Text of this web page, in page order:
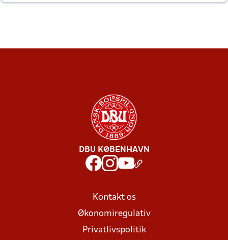
DBU KØBENHAVN
Kontakt os
Økonomiregulativ
Privatlivspolitik